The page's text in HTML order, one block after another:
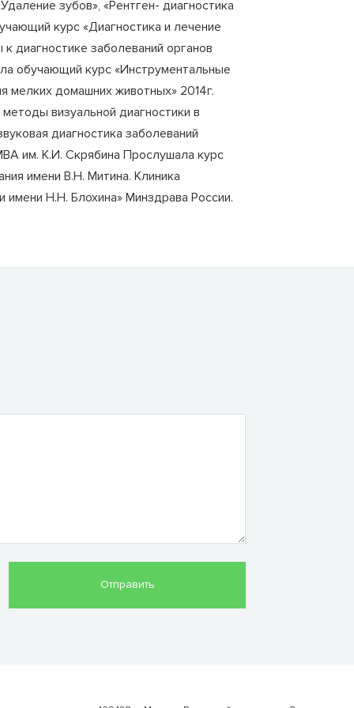
зубов», «Рентген- диагностика
курс «Диагностика и лечение
заболеваний органов
обучающий курс «Инструментальные
мелких домашних животных» 2014г.
визуальной диагностики в
диагностика заболеваний
им. К.И. Скрябина Прослушала курс
имени В.Н. Митина. Клиника
Н.Н. Блохина» Минздрава России.